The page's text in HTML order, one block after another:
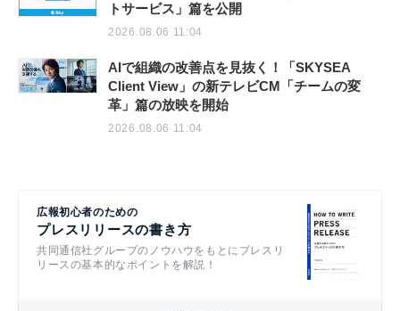
トサービス」篇を公開
2026.08.06 11:04
AIで組織の改善点を見抜く！「SKYSEA
Client View」の新テレビCM「チームの変
革」篇の放映を開始
2026.08.06 11:04
広報初心者のための
プレスリリースの書き方
共同通信社グループのノウハウをもとにプレスリ
リースの基本的なポイントを解説！